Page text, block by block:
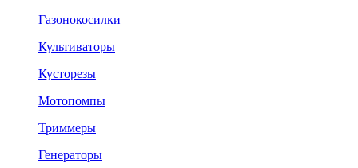
Газонокосилки
Культиваторы
Кусторезы
Мотопомпы
Триммеры
Генераторы